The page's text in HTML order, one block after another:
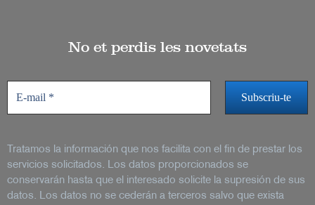
No et perdis les novetats
Tratamos la información que nos facilita con el fin de prestar los
servicios solicitados. Los datos proporcionados se
conservarán hasta que el interesado solicite la supresión de sus
datos. Los datos no se cederán a terceros salvo que exista